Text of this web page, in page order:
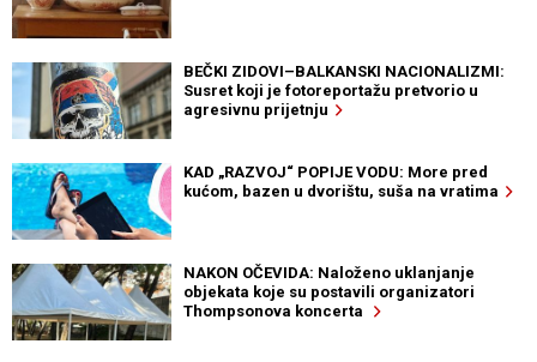
BEČKI ZIDOVI–BALKANSKI NACIONALIZMI:
Susret koji je fotoreportažu pretvorio u
agresivnu prijetnju
KAD „RAZVOJ“ POPIJE VODU: More pred
kućom, bazen u dvorištu, suša na vratima
NAKON OČEVIDA: Naloženo uklanjanje
objekata koje su postavili organizatori
Thompsonova koncerta